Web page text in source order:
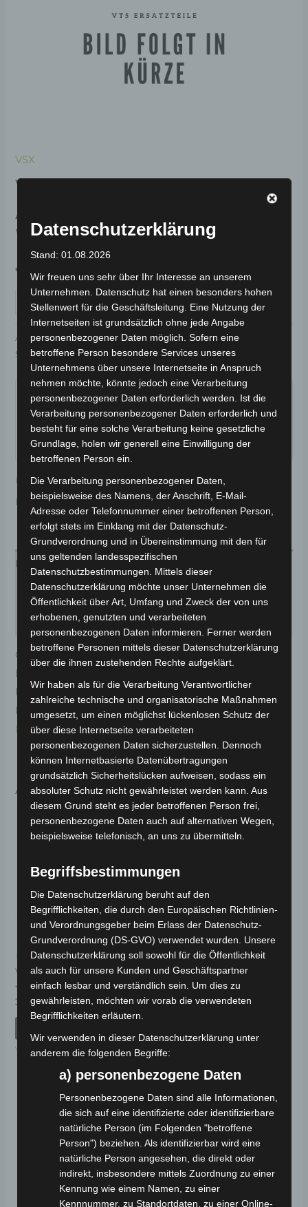
VSX
VSX DEKORATIVE
ABDECKUNG RECHTS-
WEISS
79,00€ *
IN DEN WARENKORB
Artikelnummer:3H202-6016A-03 Kategorie:VSX
Schlagwort:Karosserie & Verkleidung
Garantiert sicherer Checkout
inkl. 19 % MwSt.Kostenloser Versand
Lieferzeit:Versandfertig innerhalb 24 Stunden*
Beschreibung
Produktsicherheit
Rezensionen (0)
Original-Ersatzteil für den Elektro-Scooter VSX.
Dekorative abdeckung rechts-weiss für optimale
Funktionalität und Haltbarkeit. Weitere
Informationen zum Fahrzeug findest du hier:Volta
Motor Elektro-Scooter VSX.
Ähnliche Produkte
Kostenloser Versand
VSX LENKERSTANGE
Bewertet
mit
0
39,00€ *
VSX
Kostenloser Versand
VSX SECHSKANT-
FLANSCH-SCHRAUBE
0
5 IN DEN WARENKORB
VSX
Datenschutzerklärung
Stand: 01.08.2026
Wir freuen uns sehr über Ihr Interesse an unserem
Unternehmen. Datenschutz hat einen besonders hohen
Stellenwert für die Geschäftsleitung. Eine Nutzung der
Internetseiten ist grundsätzlich ohne jede Angabe
personenbezogener Daten möglich. Sofern eine
betroffene Person besondere Services unseres
Unternehmens über unsere Internetseite in Anspruch
nehmen möchte, könnte jedoch eine Verarbeitung
personenbezogener Daten erforderlich werden. Ist die
Verarbeitung personenbezogener Daten erforderlich und
besteht für eine solche Verarbeitung keine gesetzliche
Grundlage, holen wir generell eine Einwilligung der
betroffenen Person ein.
Die Verarbeitung personenbezogener Daten,
beispielsweise des Namens, der Anschrift, E-Mail-
Adresse oder Telefonnummer einer betroffenen Person,
erfolgt stets im Einklang mit der Datenschutz-
Grundverordnung und in Übereinstimmung mit den für
uns geltenden landesspezifischen
Datenschutzbestimmungen. Mittels dieser
Datenschutzerklärung möchte unser Unternehmen die
Öffentlichkeit über Art, Umfang und Zweck der von uns
erhobenen, genutzten und verarbeiteten
personenbezogenen Daten informieren. Ferner werden
betroffene Personen mittels dieser Datenschutzerklärung
über die ihnen zustehenden Rechte aufgeklärt.
Wir haben als für die Verarbeitung Verantwortlicher
zahlreiche technische und organisatorische Maßnahmen
umgesetzt, um einen möglichst lückenlosen Schutz der
über diese Internetseite verarbeiteten
personenbezogenen Daten sicherzustellen. Dennoch
können Internetbasierte Datenübertragungen
grundsätzlich Sicherheitslücken aufweisen, sodass ein
absoluter Schutz nicht gewährleistet werden kann. Aus
diesem Grund steht es jeder betroffenen Person frei,
personenbezogene Daten auch auf alternativen Wegen,
beispielsweise telefonisch, an uns zu übermitteln.
Begriffsbestimmungen
Die Datenschutzerklärung beruht auf den
Begrifflichkeiten, die durch den Europäischen Richtlinien-
und Verordnungsgeber beim Erlass der Datenschutz-
Grundverordnung (DS-GVO) verwendet wurden. Unsere
Datenschutzerklärung soll sowohl für die Öffentlichkeit
als auch für unsere Kunden und Geschäftspartner
einfach lesbar und verständlich sein. Um dies zu
gewährleisten, möchten wir vorab die verwendeten
Begrifflichkeiten erläutern.
Wir verwenden in dieser Datenschutzerklärung unter
anderem die folgenden Begriffe:
a) personenbezogene Daten
Personenbezogene Daten sind alle Informationen,
die sich auf eine identifizierte oder identifizierbare
natürliche Person (im Folgenden "betroffene
Person") beziehen. Als identifizierbar wird eine
natürliche Person angesehen, die direkt oder
indirekt, insbesondere mittels Zuordnung zu einer
Kennung wie einem Namen, zu einer
Kennnummer, zu Standortdaten, zu einer Online-